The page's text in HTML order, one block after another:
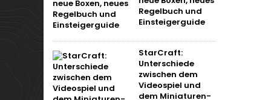
Regelbuch und
Einsteigerguide
StarCraft:
Unterschiede
zwischen dem
Videospiel und
dem Miniaturen-